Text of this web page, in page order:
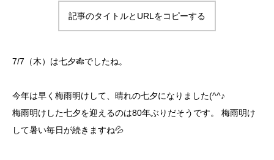
記事のタイトルとURLをコピーする
7/7（木）は七夕🎋でしたね。
今年は早く梅雨明けして、晴れの七夕になりました(^^♪
梅雨明けした七夕を迎えるのは80年ぶりだそうです。 梅雨明け
して暑い毎日が続きますね💦